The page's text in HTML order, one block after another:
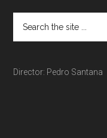
Director: Pedro Santana